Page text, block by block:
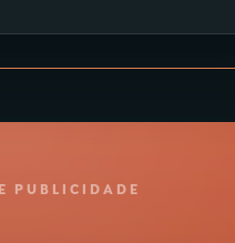
PUBLICIDADE